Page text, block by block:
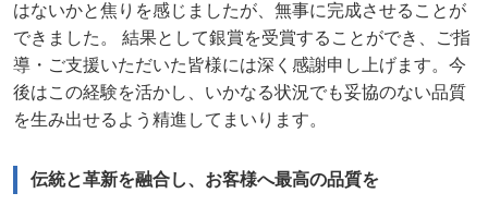
はないかと焦りを感じましたが、無事に完成させることが
できました。 結果として銀賞を受賞することができ、ご指
導・ご支援いただいた皆様には深く感謝申し上げます。今
後はこの経験を活かし、いかなる状況でも妥協のない品質
を生み出せるよう精進してまいります。
伝統と革新を融合し、お客様へ最高の品質を